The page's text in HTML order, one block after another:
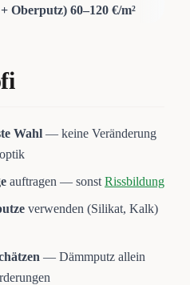
Oberputz) 60–120 €/m²
Wahl — keine Veränderung
auftragen — sonst Rissbildung
verwenden (Silikat, Kalk)
— Dämmputz allein